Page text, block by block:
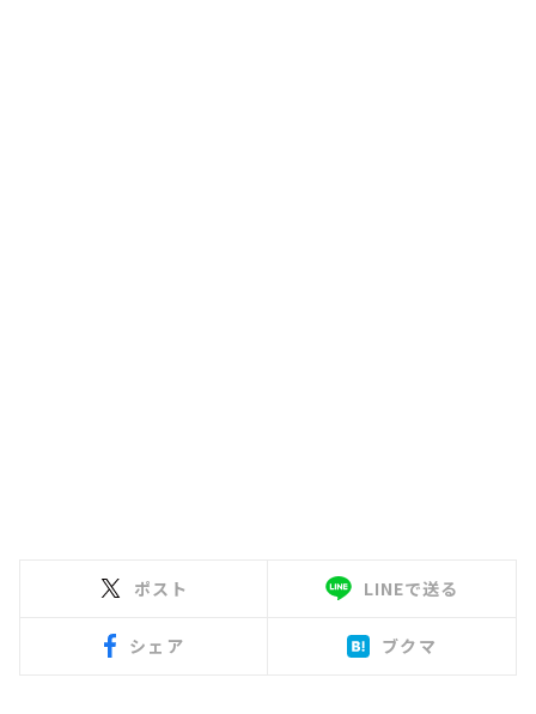
ポスト LINEで送る
シェア ブクマ